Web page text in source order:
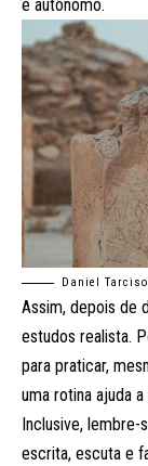
é autônomo.
Daniel
Assim, depois de
estudos realista.
para praticar,
uma rotina ajuda
Inclusive, lembre-
escrita, escuta e